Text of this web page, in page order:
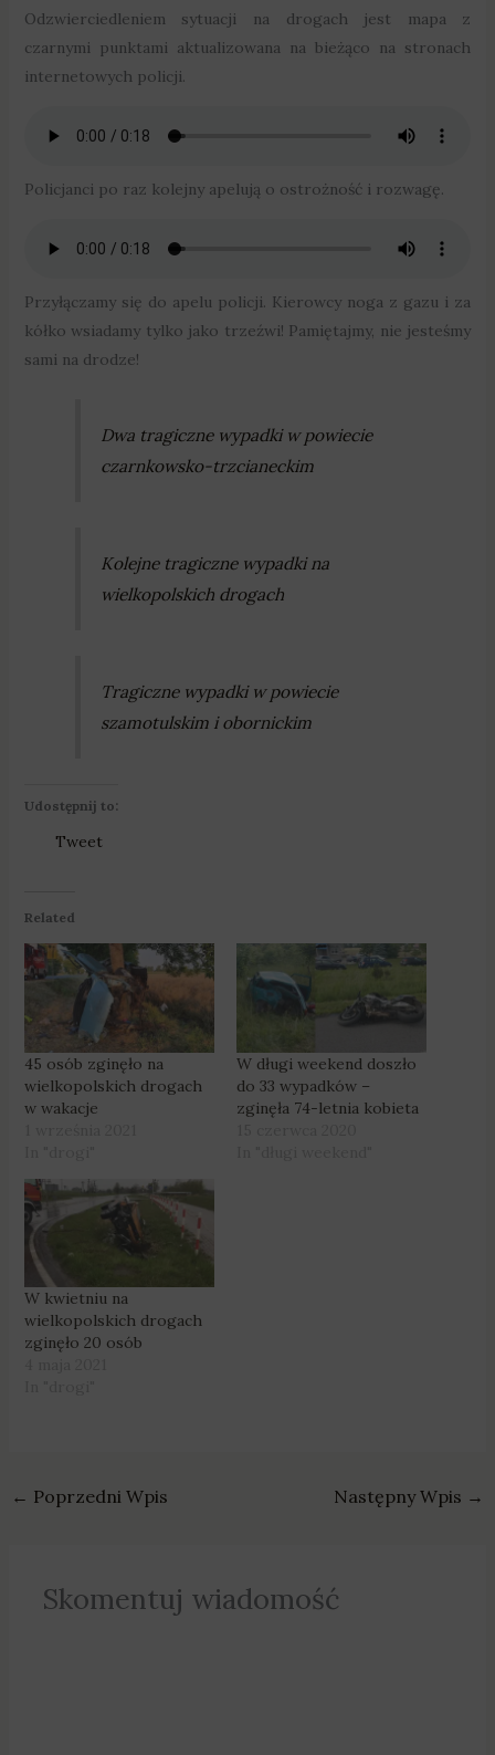
Odzwierciedleniem sytuacji na drogach jest mapa z
czarnymi punktami aktualizowana na bieżąco na stronach
internetowych policji.
Policjanci po raz kolejny apelują o ostrożność i rozwagę.
Przyłączamy się do apelu policji. Kierowcy noga z gazu i za
kółko wsiadamy tylko jako trzeźwi! Pamiętajmy, nie jesteśmy
sami na drodze!
Dwa tragiczne wypadki w powiecie
czarnkowsko-trzcianeckim
Kolejne tragiczne wypadki na
wielkopolskich drogach
Tragiczne wypadki w powiecie
szamotulskim i obornickim
Udostępnij to:
Tweet
Related
45 osób zginęło na
wielkopolskich drogach
w wakacje
W długi weekend doszło
do 33 wypadków –
zginęła 74-letnia kobieta
W kwietniu na
wielkopolskich drogach
zginęło 20 osób
← Poprzedni Wpis Następny Wpis →
Skomentuj wiadomość